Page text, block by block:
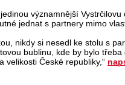
významnější Vystrčilovu
jednat s partnery mimo
nikdy si nesedl ke stolu s
bublinu, kde by bylo třeba
velikosti České republiky,“